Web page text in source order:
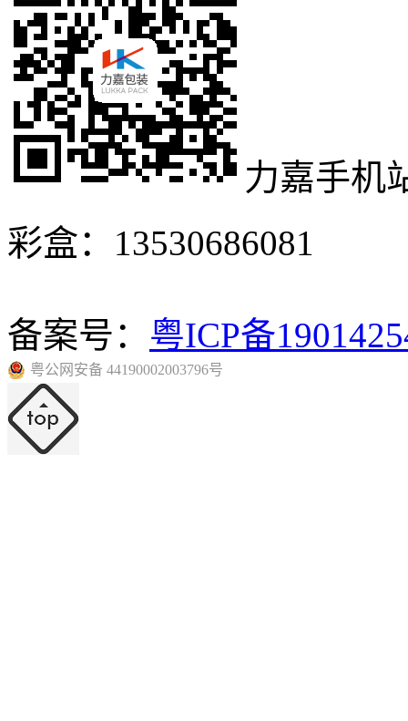
力嘉手机
彩盒：13530686081
备案号： 粤ICP备
粤公网安备 44190002003796号